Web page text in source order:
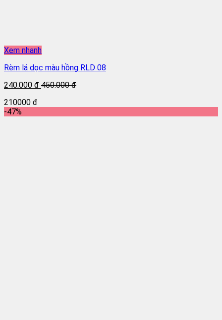
Xem nhanh
Rèm lá dọc màu hồng RLD 08
240.000 đ 450.000 đ
210000 đ
-47%